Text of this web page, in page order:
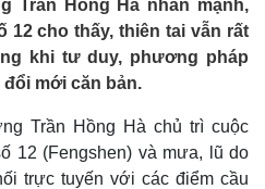
Trần Hồng Hà nhấn mạnh,
12 cho thấy, thiên tai vẫn rất
khi tư duy, phương pháp
mới căn bản.
Trần Hồng Hà chủ trì cuộc
12 (Fengshen) và mưa, lũ do
trực tuyến với các điểm cầu